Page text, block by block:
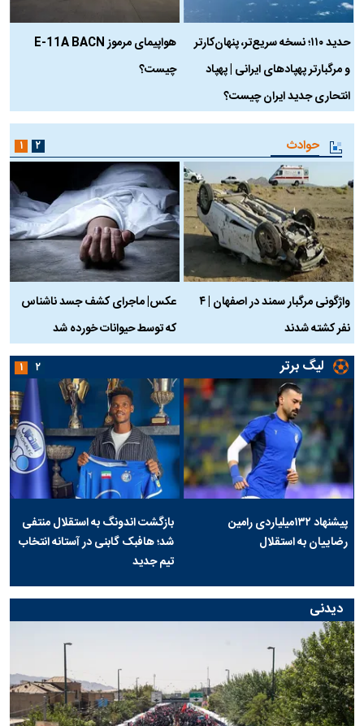
حدید ۱۱۰؛ نسخه سریع‌تر، پنهان‌کارتر
و مرگبارتر پهپادهای ایرانی | پهپاد
انتحاری جدید ایران چیست؟
هواپیمای مرموز E-11A BACN
چیست؟
حوادث
واژگونی مرگبار سمند در اصفهان | ۴
نفر کشته شدند
عکس| ماجرای کشف جسد ناشناس
که توسط حیوانات خورده شد
۱ ۲
لیگ برتر
پیشنهاد ۱۳۲میلیاردی رامین
رضاییان به استقلال
بازگشت اندونگ به استقلال منتفی
شد؛ هافبک گابنی در آستانه انتخاب
تیم جدید
۱ ۲
دیدنی